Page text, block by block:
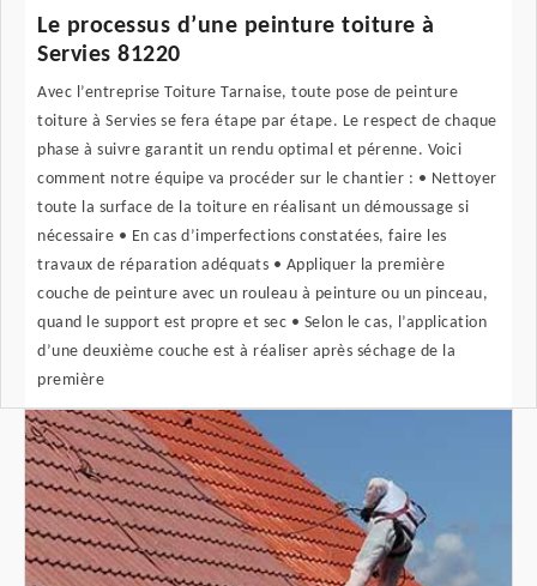
Le processus d’une peinture toiture à
Servies 81220
Avec l’entreprise Toiture Tarnaise, toute pose de peinture
toiture à Servies se fera étape par étape. Le respect de chaque
phase à suivre garantit un rendu optimal et pérenne. Voici
comment notre équipe va procéder sur le chantier : • Nettoyer
toute la surface de la toiture en réalisant un démoussage si
nécessaire • En cas d’imperfections constatées, faire les
travaux de réparation adéquats • Appliquer la première
couche de peinture avec un rouleau à peinture ou un pinceau,
quand le support est propre et sec • Selon le cas, l’application
d’une deuxième couche est à réaliser après séchage de la
première